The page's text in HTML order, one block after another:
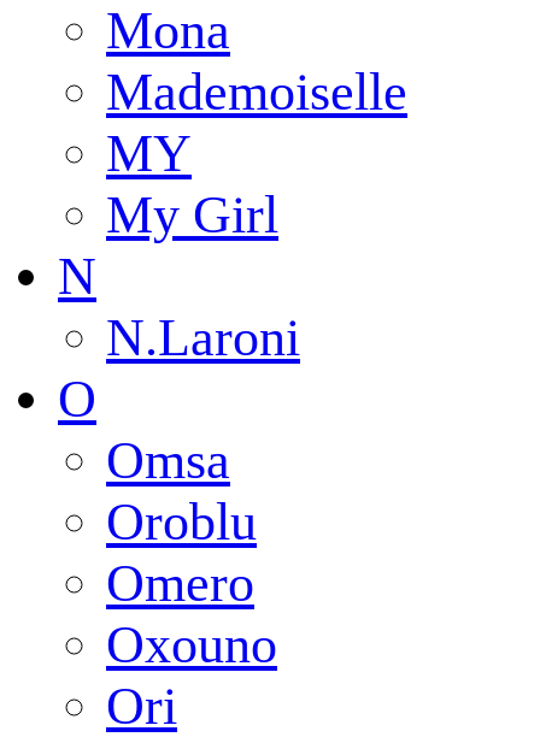
Mona
Mademoiselle
MY
My Girl
N
N.Laroni
O
Omsa
Oroblu
Omero
Oxouno
Ori